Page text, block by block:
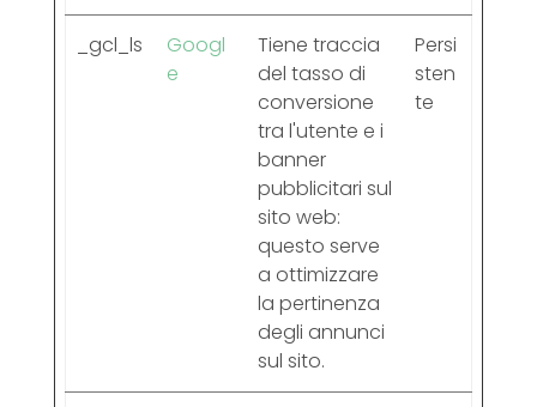
_gcl_ls
Googl
e
Tiene traccia
del tasso di
conversione
tra l'utente e i
banner
pubblicitari sul
sito web:
questo serve
a ottimizzare
la pertinenza
degli annunci
sul sito.
Persi
sten
te